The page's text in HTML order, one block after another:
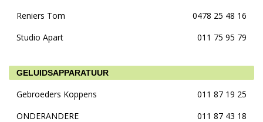
Reniers Tom
0478 25 48 16
Studio Apart
011 75 95 79
GELUIDSAPPARATUUR
Gebroeders Koppens
011 87 19 25
ONDERANDERE
011 87 43 18